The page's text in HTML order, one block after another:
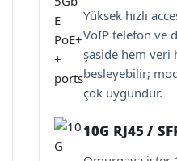
Yüksek hızlı
VoIP telefon ve
şaside hem veri
besleyebilir;
çok uygundur.
10G RJ45 /